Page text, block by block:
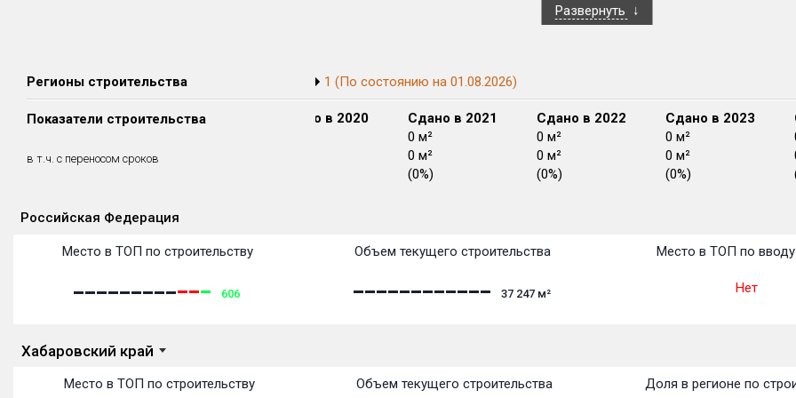
Развернуть
Регионы строительства 1 (По состоянию на 01.08.2026)
Показатели строительства
в т.ч. с переносом сроков
Сдано в 2018
0 м²
Сдано в 2019
0 м²
Сдано в 2020
Сдано в 2021
0 м²
0 м²
(0%)
Сдано в 2022
0 м²
0 м²
(0%)
Сдано в 2023
0 м²
0 м²
(0%)
Российская Федерация
Место в ТОП по строительству
606
Объем текущего строительства
37 247 м²
Место в ТОП по
Нет
Хабаровский край
Место в ТОП по строительству Объем текущего строительства Доля в регионе по